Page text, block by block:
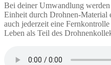
Bei deiner Umwandlung
Einheit durch Drohnen-Material
auch jederzeit eine
Leben als Teil des